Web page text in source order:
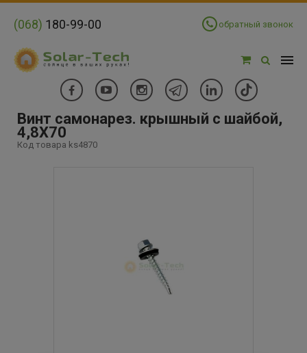
(068) 180-99-00 обратный звонок
Винт самонарез. крышный с шайбой,
4,8Х70
Код товара ks4870